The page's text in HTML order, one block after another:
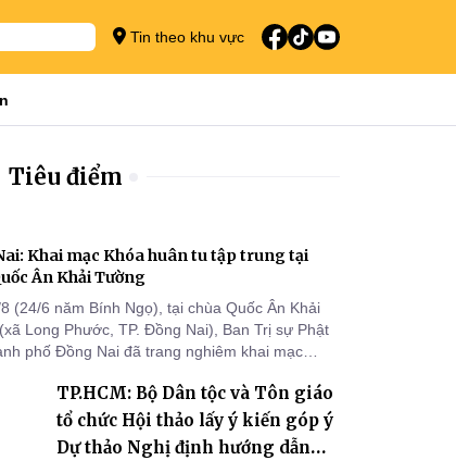
Tin theo khu vực
Tiêu điểm
Khai mạc Khóa huân tu tập trung tại
Ân Khải Tường
(24/6 năm Bính Ngọ), tại chùa Quốc Ân Khải
Long Phước, TP. Đồng Nai), Ban Trị sự Phật
phố Đồng Nai đã trang nghiêm khai mạc
cho chư Tăng hành giả an cư tại chỗ khu vực
và trường hạ chùa Quốc Ân Khải Tường.
TP.HCM: Bộ Dân tộc và Tôn giáo
tổ chức Hội thảo lấy ý kiến góp ý
Dự thảo Nghị định hướng dẫn